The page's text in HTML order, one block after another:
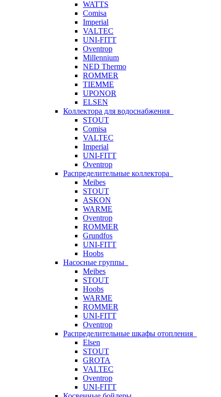
WATTS
Comisa
Imperial
VALTEC
UNI-FITT
Oventrop
Millennium
NED Thermo
ROMMER
TIEMME
UPONOR
ELSEN
Коллектора для водоснабжения
STOUT
Comisa
VALTEC
Imperial
UNI-FITT
Oventrop
Распределительные коллектора
Meibes
STOUT
ASKON
WARME
Oventrop
ROMMER
Grundfos
UNI-FITT
Hoobs
Насосные группы
Meibes
STOUT
Hoobs
WARME
ROMMER
UNI-FITT
Oventrop
Распределительные шкафы отопления
Elsen
STOUT
GROTA
VALTEC
Oventrop
UNI-FITT